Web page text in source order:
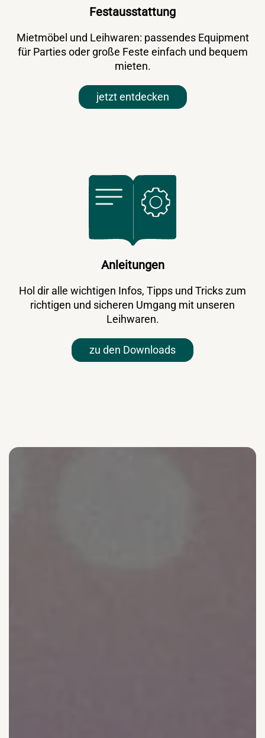
Festausstattung
Mietmöbel und Leihwaren: passendes Equipment
für Parties oder große Feste einfach und bequem
mieten.
jetzt entdecken
Anleitungen
Hol dir alle wichtigen Infos, Tipps und Tricks zum
richtigen und sicheren Umgang mit unseren
Leihwaren.
zu den Downloads